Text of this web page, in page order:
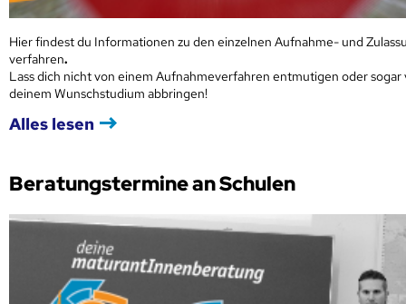
Hier findest du Informationen zu den einzelnen Aufnahme- und
verfahren.
Lass dich nicht von einem Aufnahmeverfahren entmutigen oder sogar
deinem Wunschstudium abbringen!
Alles lesen
Beratungstermine an Schulen